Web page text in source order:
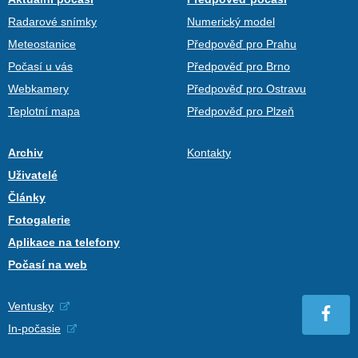
Radarové snímky
Meteostanice
Počasí u vás
Webkamery
Teplotní mapa
Numerický model
Předpověď pro Prahu
Předpověď pro Brno
Předpověď pro Ostravu
Předpověď pro Plzeň
Archiv
Uživatelé
Články
Fotogalerie
Aplikace na telefony
Počasí na web
Kontakty
Ventusky
In-počasie